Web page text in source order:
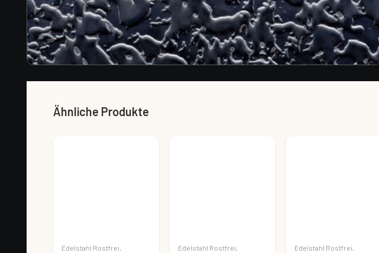
Ähnliche Produkte
Edelstahl Rostfrei,
Edelstahl Rostfrei,
Edelstahl Rostfrei,